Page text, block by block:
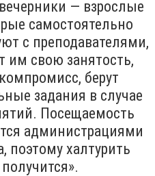
— взрослые
самостоятельно
с преподавателями,
им свою занятость,
берут
задания в случае
Посещаемость
администрациями
поэтому халтурить